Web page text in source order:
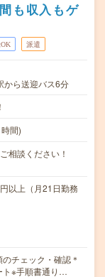
も収入もゲ
派遣
から送迎バス6分
間)
相談ください！
以上（月21日勤務
チェック・確認＊
ト※手順書通り…